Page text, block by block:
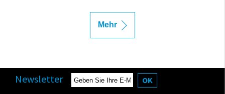
Mehr
Newsletter OK